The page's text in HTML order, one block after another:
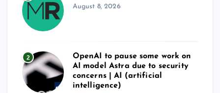
August 8, 2026
2
OpenAI to pause some work on
AI model Astra due to security
concerns | AI (artificial
intelligence)